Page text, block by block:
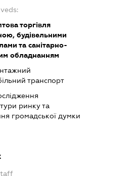
торгівля
будівельними
та санітарно-
обладнанням
транспорт
ринку та
громадської думки